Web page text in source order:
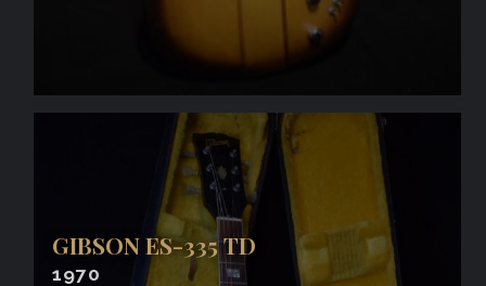
GIBSON ES-335 TD
1970